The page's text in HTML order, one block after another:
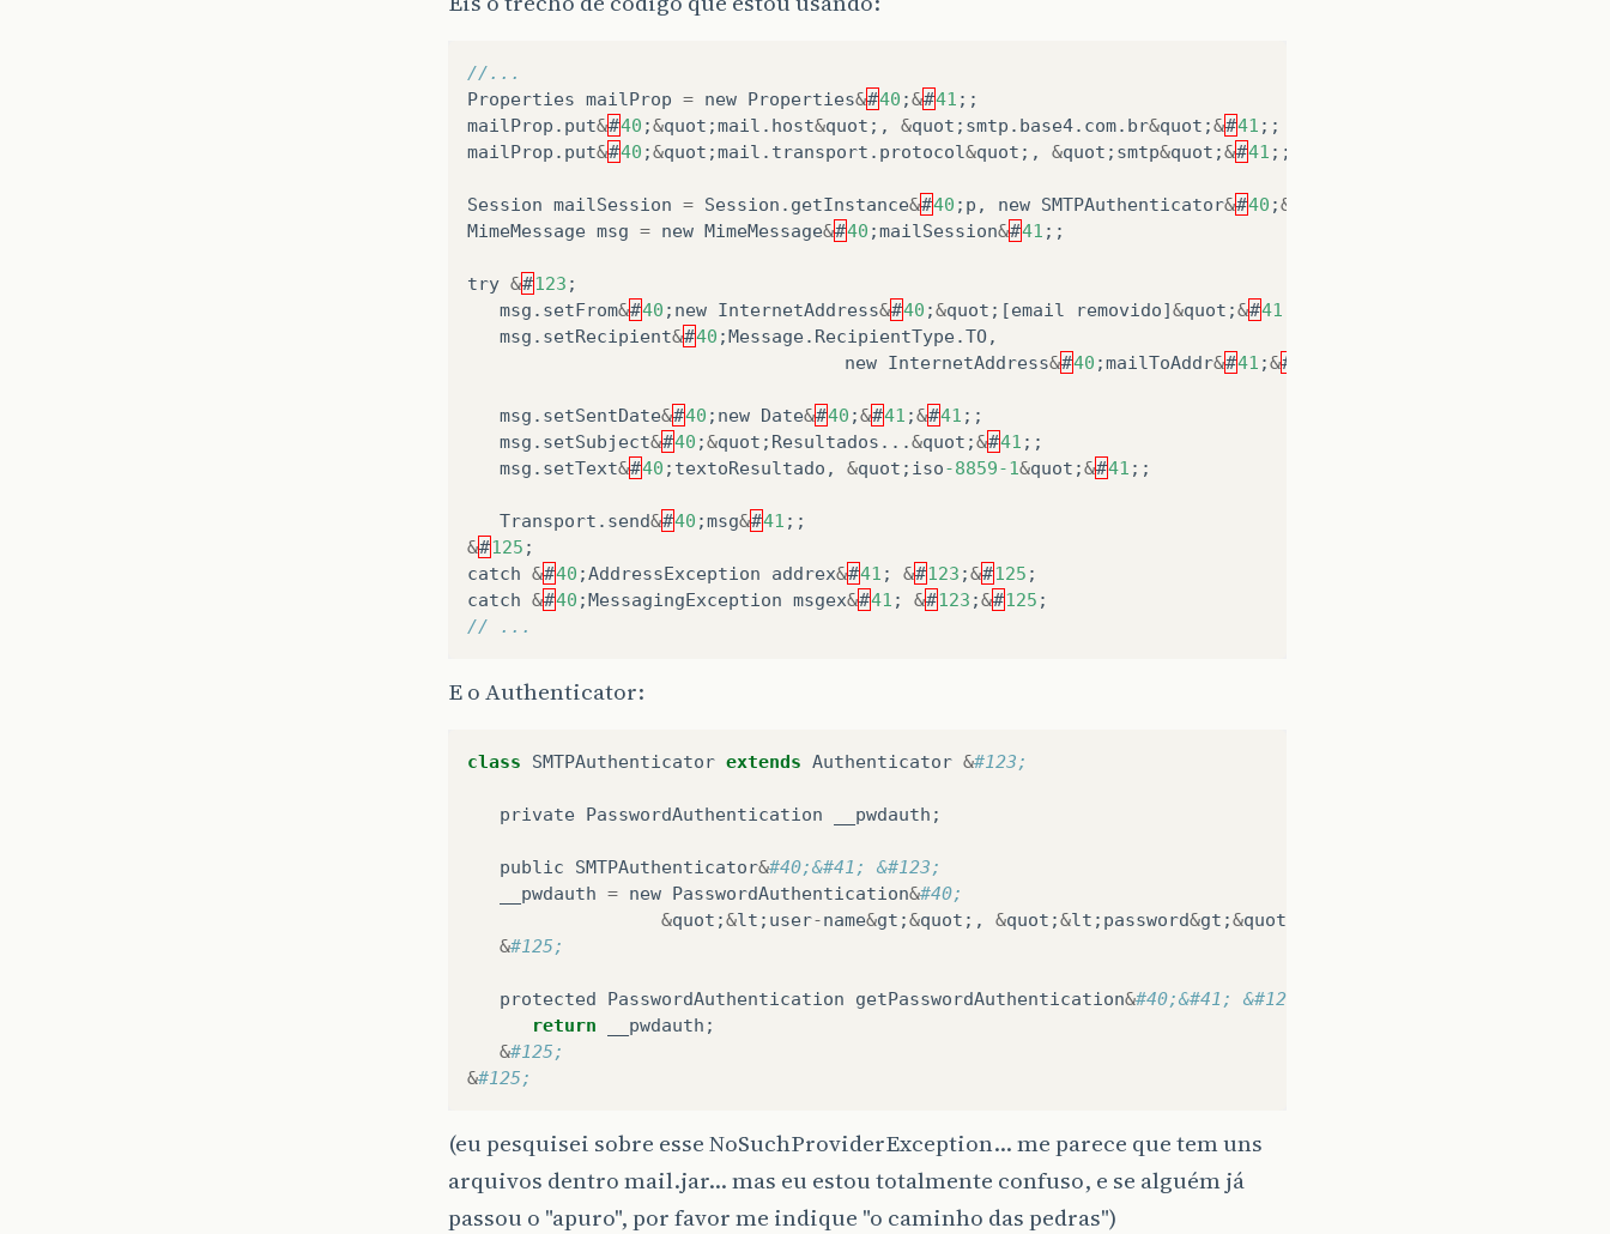
//...
Properties mailProp = new Properties&#40 ;&#41 ;;
mailProp . put&#40 ;&quot ;mail . host&quot ;, &quot ; smtp . base4. com. br&quot ;&#41 ;;
mailProp . put&#40 ;&quot ;mail . transport . protocol&quot ;, &quot ; smtp&quot ;&#41 ;;
Session mailSession = Session . getInstance&#40 ; p , new SMTPAuthenticator&#40 ;&
MimeMessage msg = new MimeMessage&#40 ;mailSession&#41 ;;
try &#123 ;
msg . setFrom&#40 ; new InternetAddress&#40 ;&quot ;[email removido]&quot ;&#41
msg . setRecipient&#40 ;Message. RecipientType.TO,
new InternetAddress&#40 ;mailToAddr&#41 ;&#
msg . setSentDate&#40 ; new Date&#40 ;&#41 ;&#41 ;;
msg . setSubject&#40 ;&quot ; Resultados ...&quot ;&#41 ;;
msg . setText&#40 ; textoResultado , &quot ; iso-8859-1&quot ;&#41 ;;
Transport . send&#40 ;msg&#41 ;;
&#125 ;
catch &#40 ;AddressException addrex&#41 ; &#123 ;&#125 ;
catch &#40 ;MessagingException msgex&#41 ; &#123 ;&#125 ;
// ...
E o Authenticator:
class SMTPAuthenticator extends Authenticator &#123;
private PasswordAuthentication __pwdauth ;
public SMTPAuthenticator&#40;&#41; &#123;
__pwdauth = new PasswordAuthentication&#40;
&quot ;&lt ; user-name&gt ;&quot ;, &quot ;&lt ; password&gt ;&quot
&#125;
protected PasswordAuthentication getPasswordAuthentication&#40;&#41; &#123;
return
__pwdauth ;
&#125;
&#125;
(eu pesquisei sobre esse NoSuchProviderException... me parece que tem uns
arquivos dentro mail.jar... mas eu estou totalmente confuso, e se alguém já
passou o "apuro", por favor me indique "o caminho das pedras")